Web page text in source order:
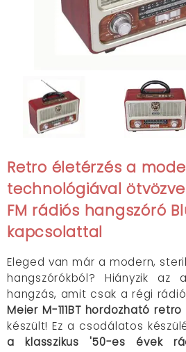
Retro életérzés a
technológiával
FM rádiós hangszóró
kapcsolattal
Eleged van már a modern,
hangszórókból? Hiányzik az
hangzás, amit csak a régi
Meier M-111BT hordozható
készült! Ez a csodálatos
a klasszikus '50-es évek